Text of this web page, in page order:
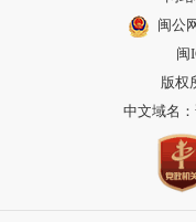
闽公
闽
版权
中文域名